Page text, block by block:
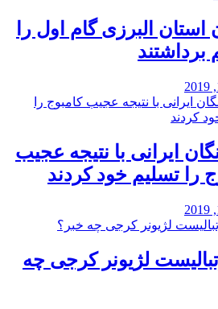
استان البرزی گام اول را
ایرانی با نتیجه عجیب
را تسلیم خود کردند
لژیونر کرجی چه